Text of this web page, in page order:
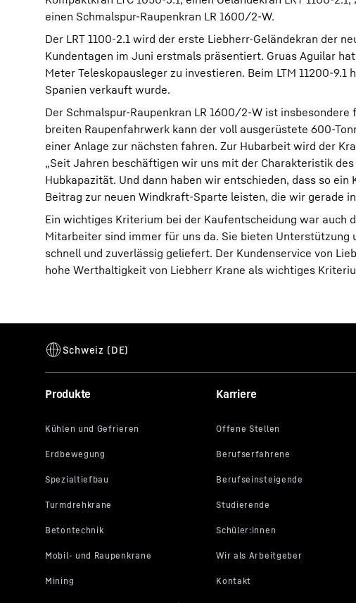
einen Schmalspur-Raupenkran LR 1600/2-W.
Der LRT 1100-2.1 wird der erste Liebherr-Geländekran der
Kundentagen im Juni erstmals präsentiert. Gruas Aguilar
Meter Teleskopausleger zu investieren. Beim LTM 11200-
Spanien verkauft wurde.
Der Schmalspur-Raupenkran LR 1600/2-W ist
breiten Raupenfahrwerk kann der voll ausgerüstete 600-
einer Anlage zur nächsten fahren. Zur Hubarbeit wird der
„Seit Jahren beschäftigen wir uns mit der Charakteristik
Hubkapazität. Und dann haben wir entschieden, dass so
Beitrag zur neuen Windkraft-Sparte leisten, die wir gerade
Ein wichtiges Kriterium bei der Kaufentscheidung war auch
Mitarbeiter sind immer für uns da. Sie bieten
schnell und zuverlässig geliefert. Der Kundenservice von
hohe Werthaltigkeit von Liebherr Krane als wichtiges
Produkte Karriere